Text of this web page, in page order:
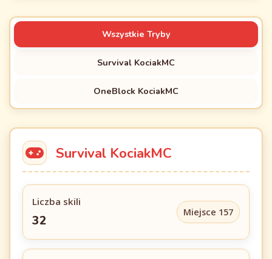
Wszystkie Tryby
Survival KociakMC
OneBlock KociakMC
Survival KociakMC
Liczba skili
32
Miejsce 157